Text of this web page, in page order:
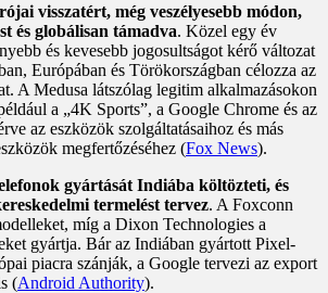
visszatért, még veszélyesebb módon,
és globálisan támadva. Közel egy év
és kevesebb jogosultságot kérő változat
Európában és Törökországban célozza az
A Medusa látszólag legitim alkalmazásokon
a „4K Sports”, a Google Chrome és az
az eszközök szolgáltatásaihoz és más
megfertőzéséhez (Fox News).
gyártását Indiába költözteti, és
termelést tervez. A Foxconn
míg a Dixon Technologies a
gyártja. Bár az Indiában gyártott Pixel-
piacra szánják, a Google tervezi az export
(Android Authority).